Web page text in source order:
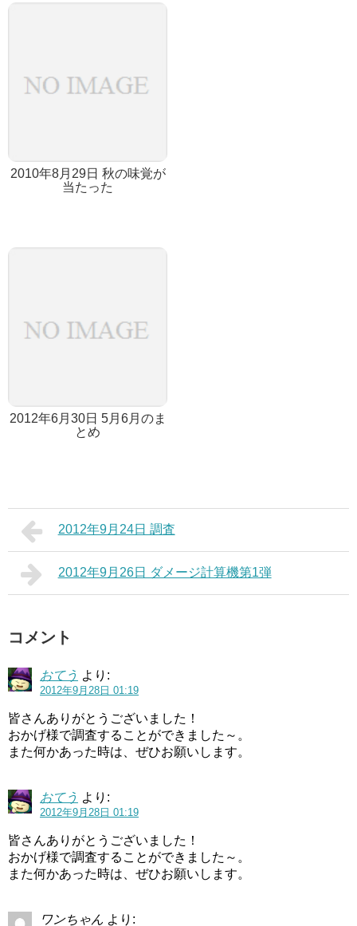
2010年8月29日 秋の味覚が
当たった
2012年6月30日 5月6月のま
とめ
2012年9月24日 調査
2012年9月26日 ダメージ計算機第1弾
コメント
おてう より:
2012年9月28日 01:19
皆さんありがとうございました！
おかげ様で調査することができました～。
また何かあった時は、ぜひお願いします。
おてう より:
2012年9月28日 01:19
皆さんありがとうございました！
おかげ様で調査することができました～。
また何かあった時は、ぜひお願いします。
ワンちゃん より: